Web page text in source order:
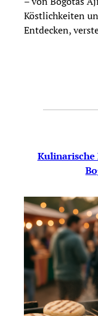
Köstlichkeiten
Entdecken,
Kulinarische